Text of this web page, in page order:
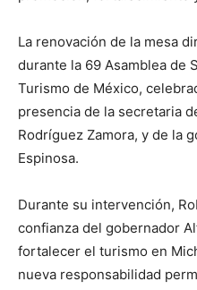
La renovación de la mesa
durante la 69 Asamblea de
Turismo de México,
presencia de la secretaria
Rodríguez Zamora, y de la
Espinosa.
Durante su intervención,
confianza del gobernador
fortalecer el turismo en
nueva responsabilidad